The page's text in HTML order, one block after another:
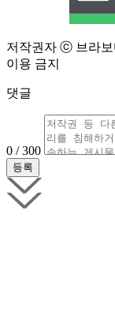
저작권자 ⓒ 브라보
이용 금지
댓글
0 / 300